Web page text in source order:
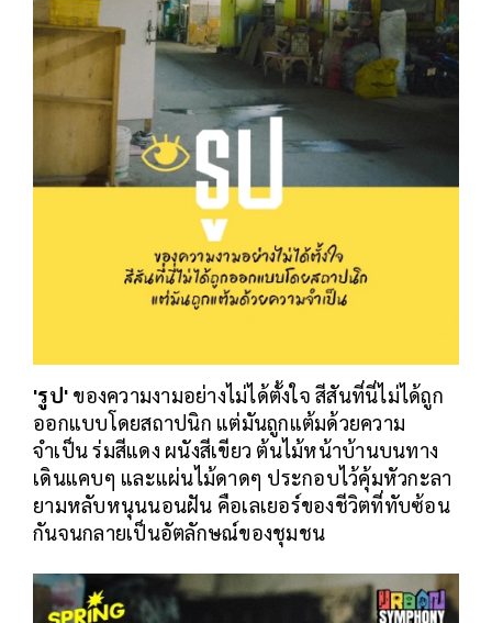
'รูป' ของความงามอย่างไม่ได้ตั้งใจ สีสันที่นี่ไม่ได้ถูก
ออกแบบโดยสถาปนิก แต่มันถูกแต้มด้วยความ
จำเป็น ร่มสีแดง ผนังสีเขียว ต้นไม้หน้าบ้านบนทาง
เดินแคบๆ และแผ่นไม้ดาดๆ ประกอบไว้คุ้มหัวกะลา
ยามหลับหนุนนอนฝัน คือเลเยอร์ของชีวิตที่ทับซ้อน
กันจนกลายเป็นอัตลักษณ์ของชุมชน